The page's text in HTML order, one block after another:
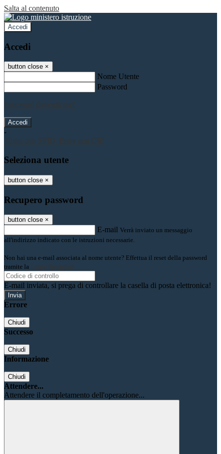
Salta al contenuto
Accedi
Accedi
button close ×
Nome Utente
Password
Password dimenticata?
-
Entra con SPID
Entra con CIE
Seleziona utente
button close ×
Recupero password
button close ×
E-mail Verrà inviato un messaggio
all'indirizzo indicato con le istruzioni necessarie.
Non hai una e-mail associata al nome utente? Effettua il reset della password
tramite la
Login Spaggiari
E-mail inviata, si prega di controllare la casella di posta elettronica!
Errore
Chiudi
Successo
Chiudi
Informazione
Chiudi
Attendere...
Attendere il completamento dell'operazione...